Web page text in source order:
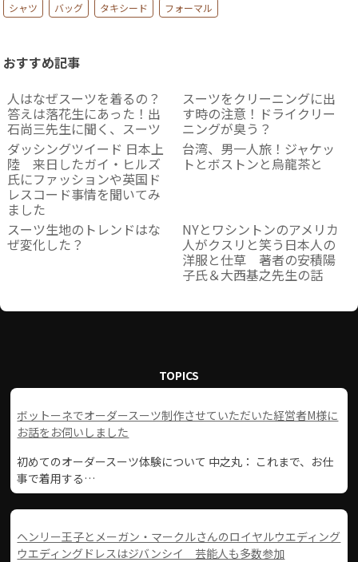
シャツ
バッグ タキシード フォーマル
おすすめ記事
人はなぜスーツを着るの？
答えは落花生にあった！出
石尚三先生に聞く、スーツ
スーツをクリーニングに出
す時の注意！ドライクリー
ニングが臭う？
ダッシングツイード 日本上
陸 来日したガイ・ヒルズ
氏にファッションや英国ド
レスコード事情を聞いてみ
ました
台湾、男一人旅！ジャケッ
トとボストンと烏龍茶と
スーツ生地のトレンドはな
ぜ変化した？
NYとワシントンのアメリカ
人がクスリと笑う日本人の
洋服と仕草 著者の安積陽
子氏＆大西基之先生の話
TOPICS
ボットーネでオーダースーツ制作させていただいた経営者M様に
お話をお伺いしました
初めてのオーダースーツ体験について 中之丸： これまで、お仕
事で着用する…
ヘンリー王子とメーガン・マークルさんのロイヤルウエディング
ウエディングドレスはジバンシイ 芸能人も多数参加